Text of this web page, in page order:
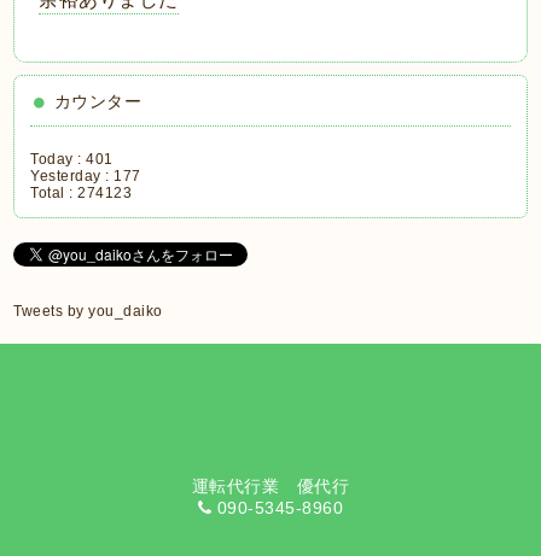
カウンター
Today :401
Yesterday : 177
Total :274123
Tweets by you_daiko
運転代行業 優代行
090-5345-8960